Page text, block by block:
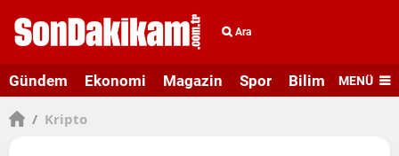
Ara
Gündem Ekonomi Magazin Spor Bilim veMENÜ
/ Kripto